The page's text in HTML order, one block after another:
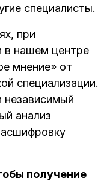
специалисты.
при
в нашем центре
мнение» от
специализации.
независимый
анализ
получение